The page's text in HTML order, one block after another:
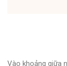
Vào khoảng giữa